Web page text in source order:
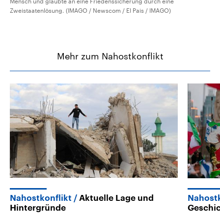
Zweistaatenlösung. (IMAGO / Newscom / El Pais / IMAGO)
Mehr zum Nahostkonflikt
Nahostkonflikt
Aktuelle Lage und
Hintergründe